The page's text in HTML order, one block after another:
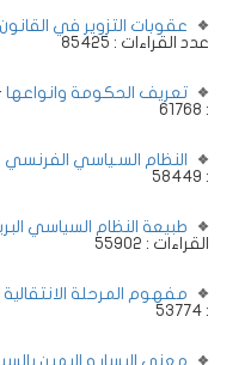
عقوبات التزوير في
عدد القراءات : 85425
تعريف الحكومة وانواعها
: 61768
النظام السـياسي الفرنسي
: 58449
طبيعة النظام السياسي
القراءات : 55902
مفهوم المرحلة الانتقالية
: 53774
معنى اليسار و اليمين